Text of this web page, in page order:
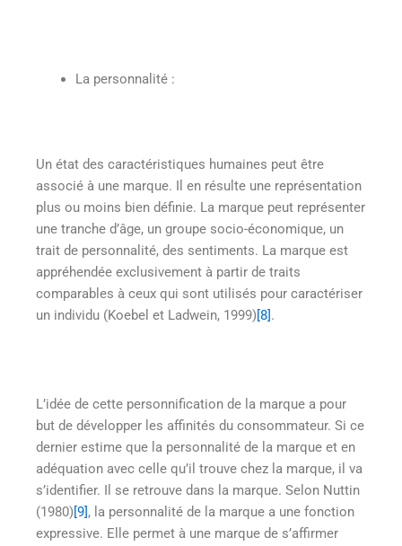
La personnalité :
Un état des caractéristiques humaines peut être
associé à une marque. Il en résulte une représentation
plus ou moins bien définie. La marque peut représenter
une tranche d’âge, un groupe socio-économique, un
trait de personnalité, des sentiments. La marque est
appréhendée exclusivement à partir de traits
comparables à ceux qui sont utilisés pour caractériser
un individu (Koebel et Ladwein, 1999)[8].
L’idée de cette personnification de la marque a pour
but de développer les affinités du consommateur. Si ce
dernier estime que la personnalité de la marque et en
adéquation avec celle qu’il trouve chez la marque, il va
s’identifier. Il se retrouve dans la marque. Selon Nuttin
(1980) [9] , la personnalité de la marque a une fonction
expressive. Elle permet à une marque de s’affirmer